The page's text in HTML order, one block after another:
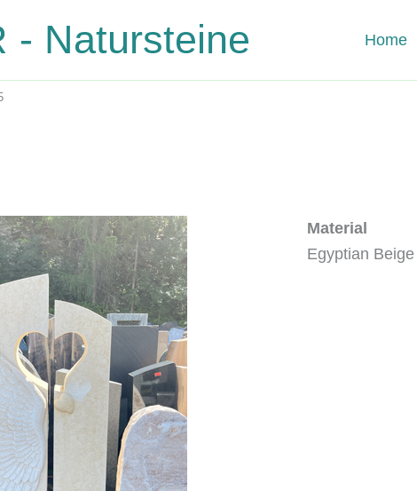
- Natursteine Home
Material
Egyptian Beige